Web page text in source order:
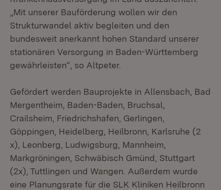
„Mit unserer Bauförderung wollen wir den
Strukturwandel aktiv begleiten und den
bundesweit anerkannt hohen Standard unserer
stationären Versorgung in Baden-Württemberg
gewährleisten“, so Altpeter.
Gefördert werden Bauprojekte in Allensbach, Bad
Mergentheim, Baden-Baden, Bruchsal,
Crailsheim, Friedrichshafen, Gerlingen,
Göppingen, Heidelberg, Heilbronn, Karlsruhe (2
x), Leonberg, Ludwigsburg, Mannheim,
Markgröningen, Schwäbisch Gmünd, Stuttgart
(2x), Tuttlingen und Wangen. Außerdem wurde
eine Planungsrate für die SLK Kliniken Heilbronn